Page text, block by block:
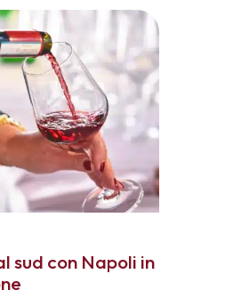
sud con Napoli in